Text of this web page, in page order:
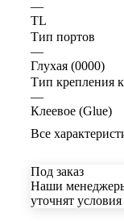
—
TL
Тип портов
—
Глухая (0000)
Тип крепления
—
Клеевое (Glue)
Все
Под заказ
Наши менеджеры
уточнят условия